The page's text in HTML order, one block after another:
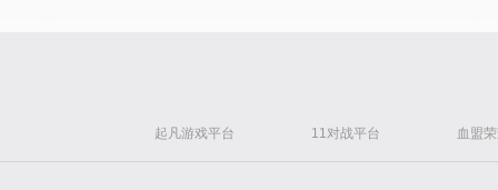
起凡游戏平台 11对战平台 血盟